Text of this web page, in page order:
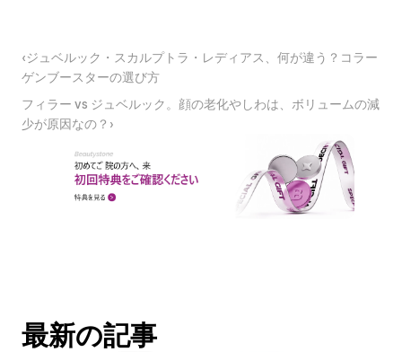
‹ジュベルック・スカルプトラ・レディアス、何が違う？コラー
ゲンブースターの選び方
フィラー vs ジュベルック。顔の老化やしわは、ボリュームの減
少が原因なの？›
最新の記事